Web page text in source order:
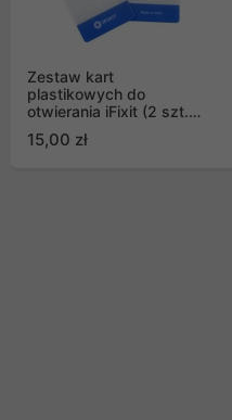
Zestaw kart
plastikowych do
otwierania iFixit (2 szt.)
15,00 zł